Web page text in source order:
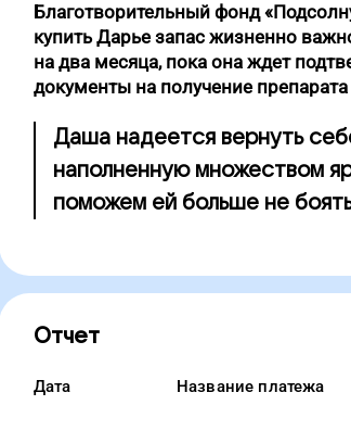
Благотворительный фонд
купить Дарье запас жизненно
на два месяца, пока она ждет
документы на получение препарата
Даша надеется вернуть
наполненную множеством
поможем ей больше не
Отчет
Дата Название платежа